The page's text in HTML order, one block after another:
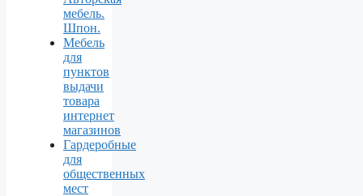
мебель.
Шпон.
Мебель
для
пунктов
выдачи
товара
интернет
магазинов
Гардеробные
для
общественных
мест